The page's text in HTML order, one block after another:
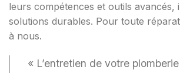
leurs compétences et outils avancés,
solutions durables. Pour toute
à nous.
« L’entretien de votre